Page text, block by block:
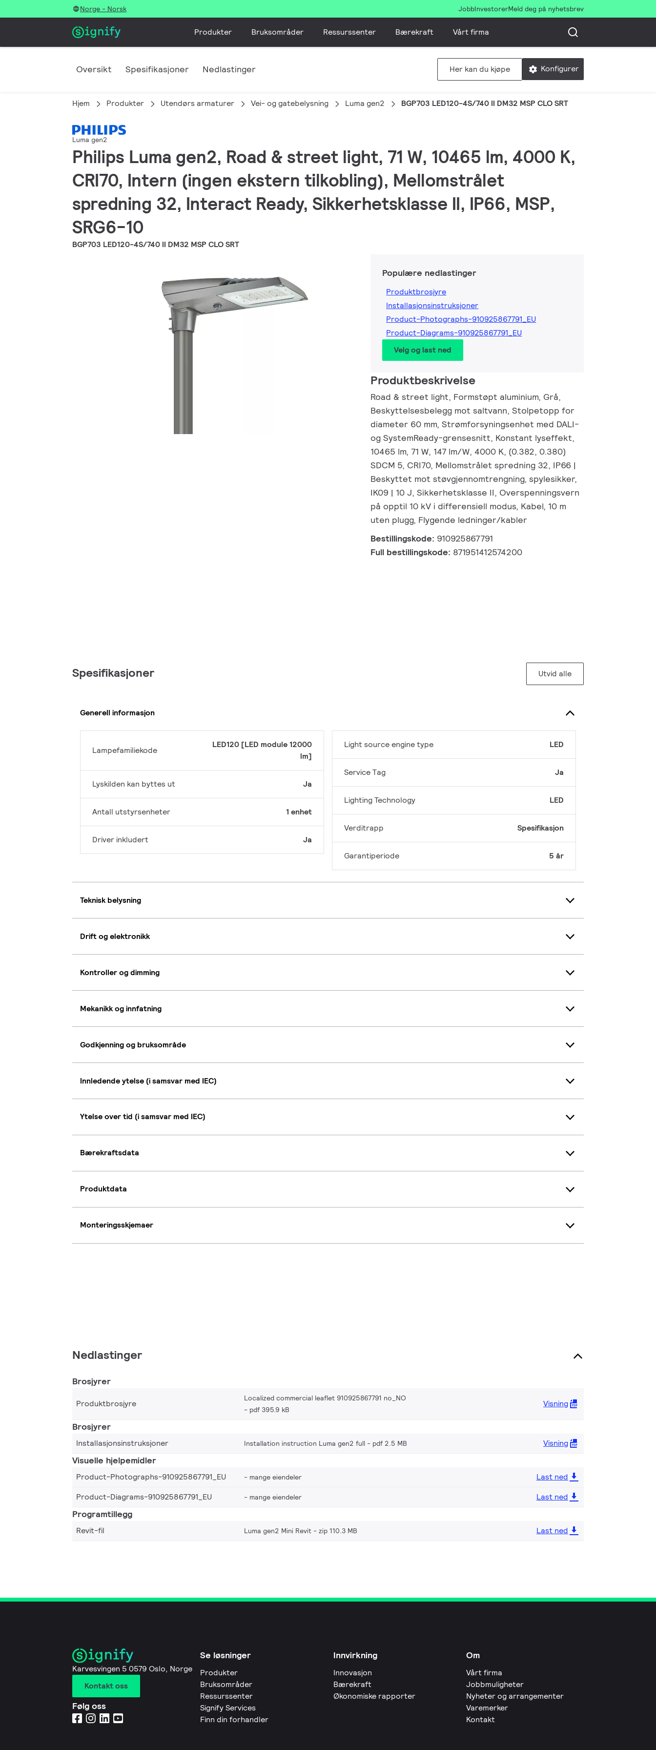
Norge - Norsk JobbInvestorerMeld deg på nyhetsbrev
Produkter Bruksområder Ressurssenter Bærekraft Vårt firma
Oversikt Spesifikasjoner Nedlastinger Her kan du kjøpe Konfigurer
Hjem Produkter Utendørs armaturer Vei- og gatebelysning Luma gen2 BGP703 LED120-4S/740 II DM32 MSP CLO SRT
Luma gen2
Philips Luma gen2, Road & street light, 71 W, 10465 lm, 4000 K,
CRI70, Intern (ingen ekstern tilkobling), Mellomstrålet
spredning 32, Interact Ready, Sikkerhetsklasse II, IP66, MSP,
SRG6-10
BGP703 LED120-4S/740 II DM32 MSP CLO SRT
Populære nedlastinger
Produktbrosjyre
Installasjonsinstruksjoner
Product-Photographs-910925867791_EU
Product-Diagrams-910925867791_EU
Velg og last ned
Produktbeskrivelse
Road & street light, Formstøpt aluminium, Grå,
Beskyttelsesbelegg mot saltvann, Stolpetopp for
diameter 60 mm, Strømforsyningsenhet med DALI-
og SystemReady-grensesnitt, Konstant lyseffekt,
10465 lm, 71 W, 147 lm/W, 4000 K, (0.382, 0.380)
SDCM 5, CRI70, Mellomstrålet spredning 32, IP66 |
Beskyttet mot støvgjennomtrengning, spylesikker,
IK09 | 10 J, Sikkerhetsklasse II, Overspenningsvern
på opptil 10 kV i differensiell modus, Kabel, 10 m
uten plugg, Flygende ledninger/kabler
Bestillingskode: 910925867791
Full bestillingskode: 871951412574200
Spesifikasjoner Utvid alle
Generell informasjon
Lampefamiliekode
LED120 [LED module 12000
lm]
Lyskilden kan byttes ut Ja
Antall utstyrsenheter 1 enhet
Driver inkludert Ja
Light source engine type LED
Service Tag Ja
Lighting Technology LED
Verditrapp Spesifikasjon
Garantiperiode 5 år
Teknisk belysning
Drift og elektronikk
Kontroller og dimming
Mekanikk og innfatning
Godkjenning og bruksområde
Innledende ytelse (i samsvar med IEC)
Ytelse over tid (i samsvar med IEC)
Bærekraftsdata
Produktdata
Monteringsskjemaer
Nedlastinger
Brosjyrer
Produktbrosjyre
Localized commercial leaflet 910925867791 no_NO
pdf 395.9 kB
Visning
Brosjyrer
Installasjonsinstruksjoner Installation instruction Luma gen2 full pdf 2.5 MB Visning
Visuelle hjelpemidler
Product-Photographs-910925867791_EU mange eiendeler
Last ned
Product-Diagrams-910925867791_EU
mange eiendeler Last ned
Programtillegg
Revit-fil Luma gen2 Mini Revit zip 110.3 MB Last ned
Karvesvingen 5 0579 Oslo, Norge
Kontakt oss
Følg oss
Se løsninger
Produkter
Bruksområder
Ressurssenter
Signify Services
Finn din forhandler
Innvirkning
Innovasjon
Bærekraft
Økonomiske rapporter
Om
Vårt firma
Jobbmuligheter
Nyheter og arrangementer
Varemerker
Kontakt